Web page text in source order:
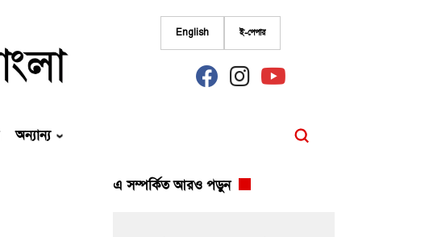
English ই-পেপার
fab
fa-
fab
fa-
fab
fa-
অন্যান্য
এ সম্পর্কিত আরও পড়ুন